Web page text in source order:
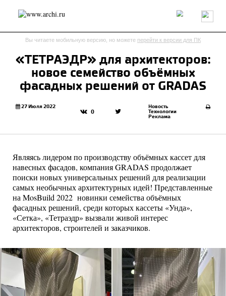
Россия Мир Технологии Интерьер Пресса
Архитекторы
send.project
Блог
Журнал
Интервью
Обзор
Объект
Результаты конкурса
Архитектура
Эко
Вы читаете мобильную версию, но можете перейти к версии для ПК
«ТЕТРАЭДР» для архитекторов:
новое семейство объёмных
фасадных решений от GRADAS
27 Июля 2022
0
Новость
Технологии
Реклама
Являясь лидером по производству объёмных кассет для
навесных фасадов, компания GRADAS продолжает
поиски новых универсальных решений для реализации
самых необычных архитектурных идей! Представленные
на MosBuild 2022 новинки семейства объёмных
фасадных решений, среди которых кассеты «Унда»,
«Сетка», «Тетраэдр» вызвали живой интерес
архитекторов, строителей и заказчиков.